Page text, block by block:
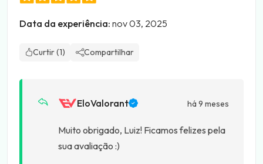
Data da experiência: nov 03, 2025
Curtir (1) Compartilhar
EloValorant há 9 meses
Muito obrigado, Luiz! Ficamos felizes pela
sua avaliação :)